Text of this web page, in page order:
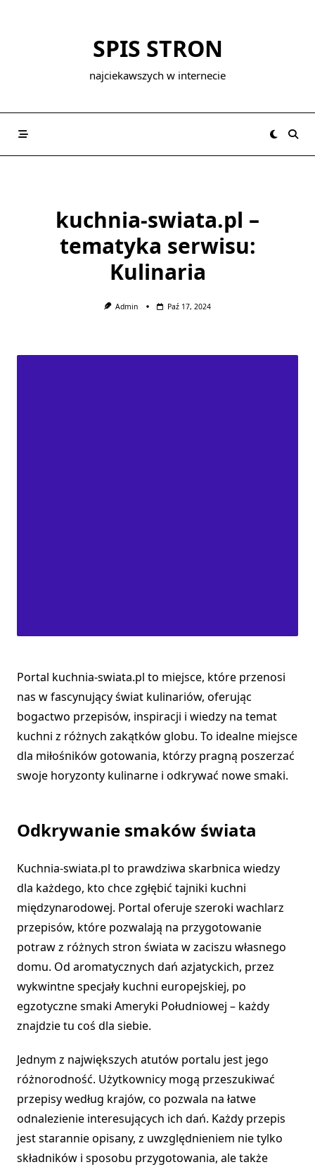
SPIS STRON
najciekawszych w internecie
kuchnia-swiata.pl –
tematyka serwisu:
Kulinaria
Admin Paź 17, 2024
Portal kuchnia-swiata.pl to miejsce, które przenosi
nas w fascynujący świat kulinariów, oferując
bogactwo przepisów, inspiracji i wiedzy na temat
kuchni z różnych zakątków globu. To idealne miejsce
dla miłośników gotowania, którzy pragną poszerzać
swoje horyzonty kulinarne i odkrywać nowe smaki.
Odkrywanie smaków świata
Kuchnia-swiata.pl to prawdziwa skarbnica wiedzy
dla każdego, kto chce zgłębić tajniki kuchni
międzynarodowej. Portal oferuje szeroki wachlarz
przepisów, które pozwalają na przygotowanie
potraw z różnych stron świata w zaciszu własnego
domu. Od aromatycznych dań azjatyckich, przez
wykwintne specjały kuchni europejskiej, po
egzotyczne smaki Ameryki Południowej – każdy
znajdzie tu coś dla siebie.
Jednym z największych atutów portalu jest jego
różnorodność. Użytkownicy mogą przeszukiwać
przepisy według krajów, co pozwala na łatwe
odnalezienie interesujących ich dań. Każdy przepis
jest starannie opisany, z uwzględnieniem nie tylko
składników i sposobu przygotowania, ale także